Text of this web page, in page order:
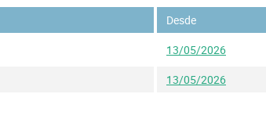
Desde
13/05/2026
13/05/2026